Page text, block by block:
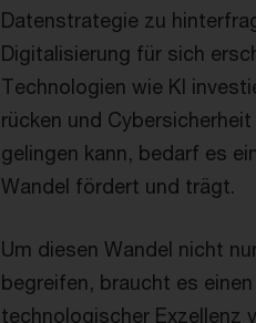
Datenstrategie zu
Digitalisierung für sich
Technologien wie KI
rücken und
gelingen kann, bedarf es
Wandel fördert und trägt.
Um diesen Wandel nicht
begreifen, braucht es
technologischer Exzellenz